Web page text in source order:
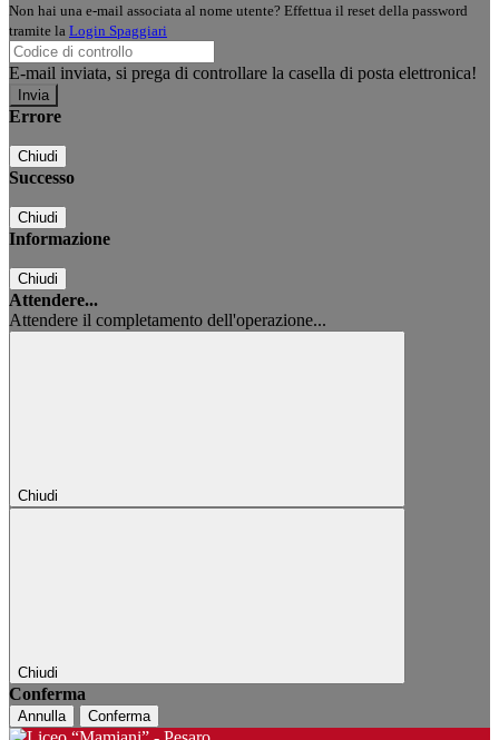
Non hai una e-mail associata al nome utente? Effettua il reset della password
tramite la Login Spaggiari
E-mail inviata, si prega di controllare la casella di posta elettronica!
Errore
Chiudi
Successo
Chiudi
Informazione
Chiudi
Attendere...
Attendere il completamento dell'operazione...
Chiudi
Chiudi
Conferma
Annulla Conferma